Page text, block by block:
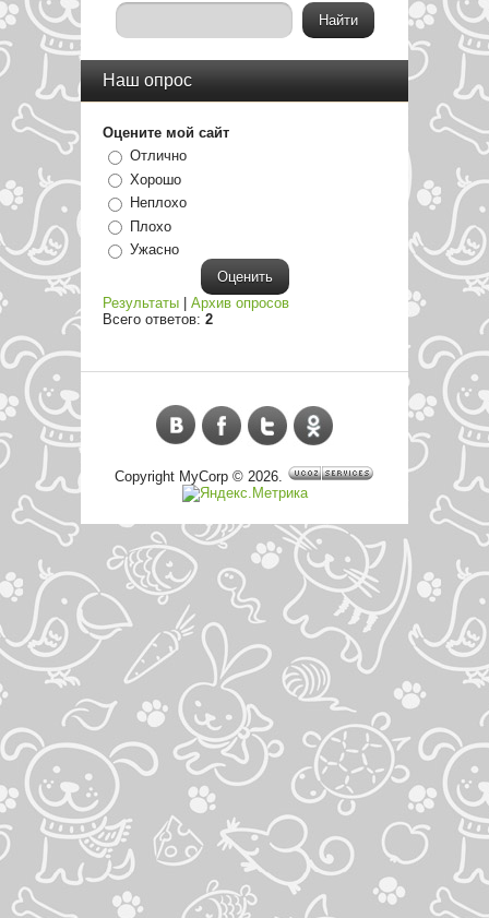
Наш опрос
Оцените мой сайт
Отлично
Хорошо
Неплохо
Плохо
Ужасно
Результаты
Архив опросов
Всего ответов: 2
Copyright MyCorp © 2026